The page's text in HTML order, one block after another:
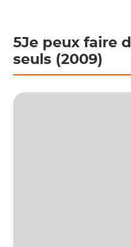
5Je peux faire
seuls (2009)